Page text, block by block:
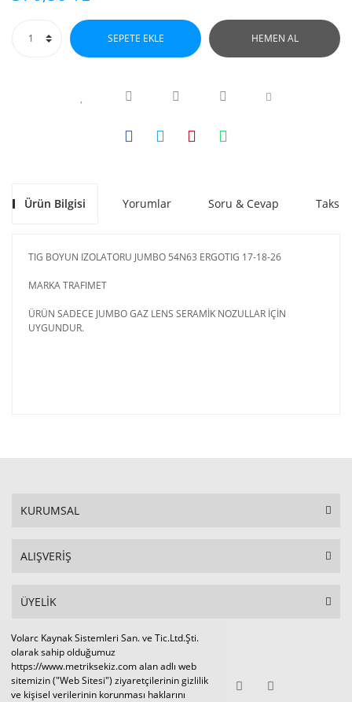
Volarc Kaynak Sistemleri San. ve Tic.Ltd.Şti.
olarak sahip olduğumuz
https://www.metriksekiz.com alan adlı web
sitemizin ("Web Sitesi") ziyaretçilerinin gizlilik
ve kişisel verilerinin korunması haklarını
SEPETE EKLE HEMEN AL
Ürün Bilgisi Yorumlar Soru & Cevap Taksit
TIG BOYUN IZOLATORU JUMBO 54N63 ERGOTIG 17-18-26
MARKA TRAFIMET
ÜRÜN SADECE JUMBO GAZ LENS SERAMİK NOZULLAR İÇİN
UYGUNDUR.
KURUMSAL
ALIŞVERİŞ
ÜYELİK